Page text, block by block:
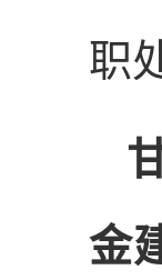
职
金